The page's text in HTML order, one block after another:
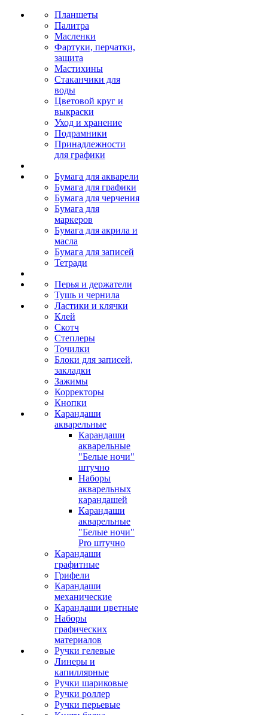
Планшеты
Палитра
Масленки
Фартуки, перчатки,
защита
Мастихины
Стаканчики для
воды
Цветовой круг и
выкраски
Уход и хранение
Подрамники
Принадлежности
для графики
Бумага для акварели
Бумага для графики
Бумага для черчения
Бумага для
маркеров
Бумага для акрила и
масла
Бумага для записей
Тетради
Перья и держатели
Тушь и чернила
Ластики и клячки
Клей
Скотч
Степлеры
Точилки
Блоки для записей,
закладки
Зажимы
Корректоры
Кнопки
Карандаши
акварельные
Карандаши
акварельные
"Белые ночи"
штучно
Наборы
акварельных
карандашей
Карандаши
акварельные
"Белые ночи"
Pro штучно
Карандаши
графитные
Грифели
Карандаши
механические
Карандаши цветные
Наборы
графических
материалов
Ручки гелевые
Линеры и
капиллярные
Ручки шариковые
Ручки роллер
Ручки перьевые